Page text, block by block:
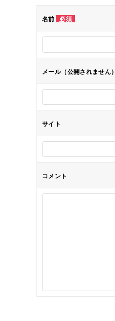
ゲ
ー
シ
ョ
名前 必須
メール（公開されません）
サイト
コメント